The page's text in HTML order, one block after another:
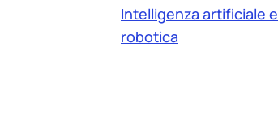
Intelligenza artificiale e
robotica